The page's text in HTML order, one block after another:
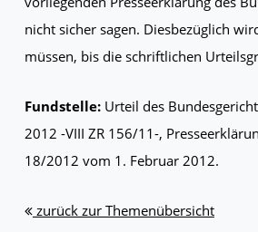
nicht sicher sagen. Diesbezüglich
müssen, bis die schriftlichen
Fundstelle: Urteil des
2012 -VIII ZR 156/11-,
18/2012 vom 1. Februar 2012.
zurück zur Themenübersicht